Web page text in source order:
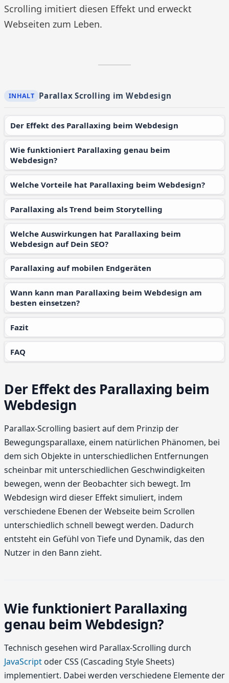
Scrolling imitiert diesen Effekt und erweckt
Webseiten zum Leben.
Parallax Scrolling im Webdesign
Der Effekt des Parallaxing beim Webdesign
Wie funktioniert Parallaxing genau beim
Webdesign?
Welche Vorteile hat Parallaxing beim Webdesign?
Parallaxing als Trend beim Storytelling
Welche Auswirkungen hat Parallaxing beim
Webdesign auf Dein SEO?
Parallaxing auf mobilen Endgeräten
Wann kann man Parallaxing beim Webdesign am
besten einsetzen?
Fazit
FAQ
Der Effekt des Parallaxing beim
Webdesign
Parallax-Scrolling basiert auf dem Prinzip der
Bewegungsparallaxe, einem natürlichen Phänomen, bei
dem sich Objekte in unterschiedlichen Entfernungen
scheinbar mit unterschiedlichen Geschwindigkeiten
bewegen, wenn der Beobachter sich bewegt. Im
Webdesign wird dieser Effekt simuliert, indem
verschiedene Ebenen der Webseite beim Scrollen
unterschiedlich schnell bewegt werden. Dadurch
entsteht ein Gefühl von Tiefe und Dynamik, das den
Nutzer in den Bann zieht.
Wie funktioniert Parallaxing
genau beim Webdesign?
Technisch gesehen wird Parallax-Scrolling durch
JavaScript oder CSS (Cascading Style Sheets)
implementiert. Dabei werden verschiedene Elemente der